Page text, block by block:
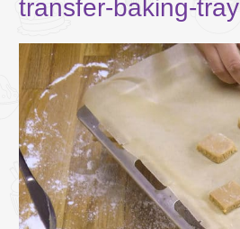
transfer-baking-tray